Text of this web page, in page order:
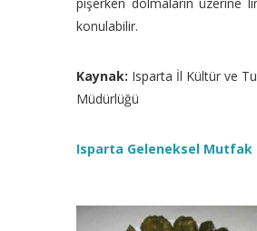
konulabilir.
Kaynak: Isparta İl Kültür ve
Müdürlüğü
Isparta Geleneksel Mutfak